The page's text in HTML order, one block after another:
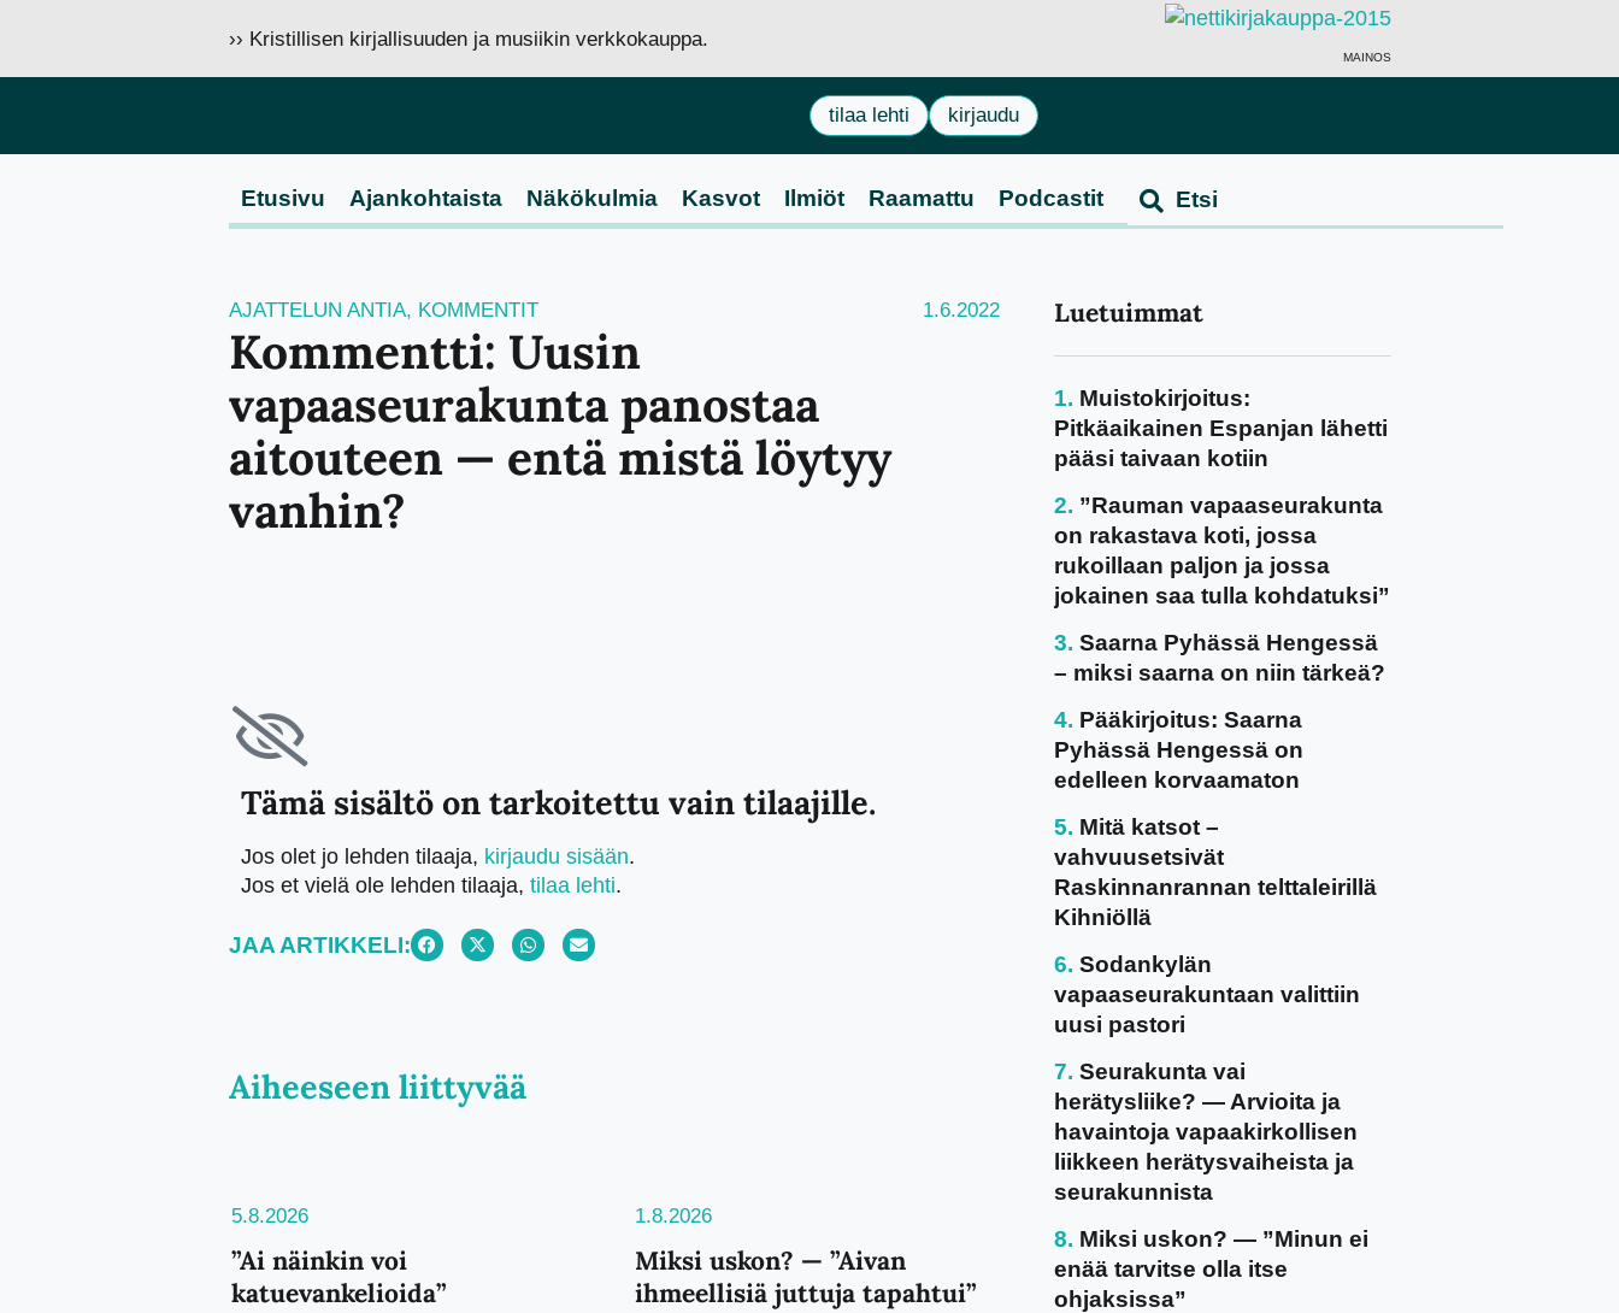
›› Kristillisen kirjallisuuden ja musiikin verkkokauppa.
MAINOS
tilaa lehti kirjaudu
Etusivu Ajankohtaista Näkökulmia Kasvot Ilmiöt Raamattu Podcastit
AJATTELUN ANTIA, KOMMENTIT 1.6.2022
Kommentti: Uusin
vapaaseurakunta panostaa
aitouteen — entä mistä löytyy
vanhin?
Tämä sisältö on tarkoitettu vain tilaajille.
Jos olet jo lehden tilaaja, kirjaudu sisään.
Jos et vielä ole lehden tilaaja, tilaa lehti.
JAA ARTIKKELI:
Aiheeseen liittyvää
5.8.2026
”Ai näinkin voi
katuevankelioida”
1.8.2026
Miksi uskon? — ”Aivan
ihmeellisiä juttuja tapahtui”
Luetuimmat
Muistokirjoitus:
Pitkäaikainen Espanjan lähetti
pääsi taivaan kotiin
”Rauman vapaaseurakunta
on rakastava koti, jossa
rukoillaan paljon ja jossa
jokainen saa tulla kohdatuksi”
Saarna Pyhässä Hengessä
– miksi saarna on niin tärkeä?
Pääkirjoitus: Saarna
Pyhässä Hengessä on
edelleen korvaamaton
Mitä katsot –
vahvuusetsivät
Raskinnanrannan telttaleirillä
Kihniöllä
Sodankylän
vapaaseurakuntaan valittiin
uusi pastori
Seurakunta vai
herätysliike? — Arvioita ja
havaintoja vapaakirkollisen
liikkeen herätysvaiheista ja
seurakunnista
Miksi uskon? — ”Minun ei
enää tarvitse olla itse
ohjaksissa”